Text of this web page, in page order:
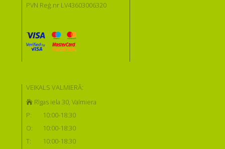
PVN Reģ.nr LV43603006320
VEIKALS VALMIERĀ:
Rīgas iela 30, Valmiera
P:
10:00-18:30
O:
10:00-18:30
T:
10:00-18:30